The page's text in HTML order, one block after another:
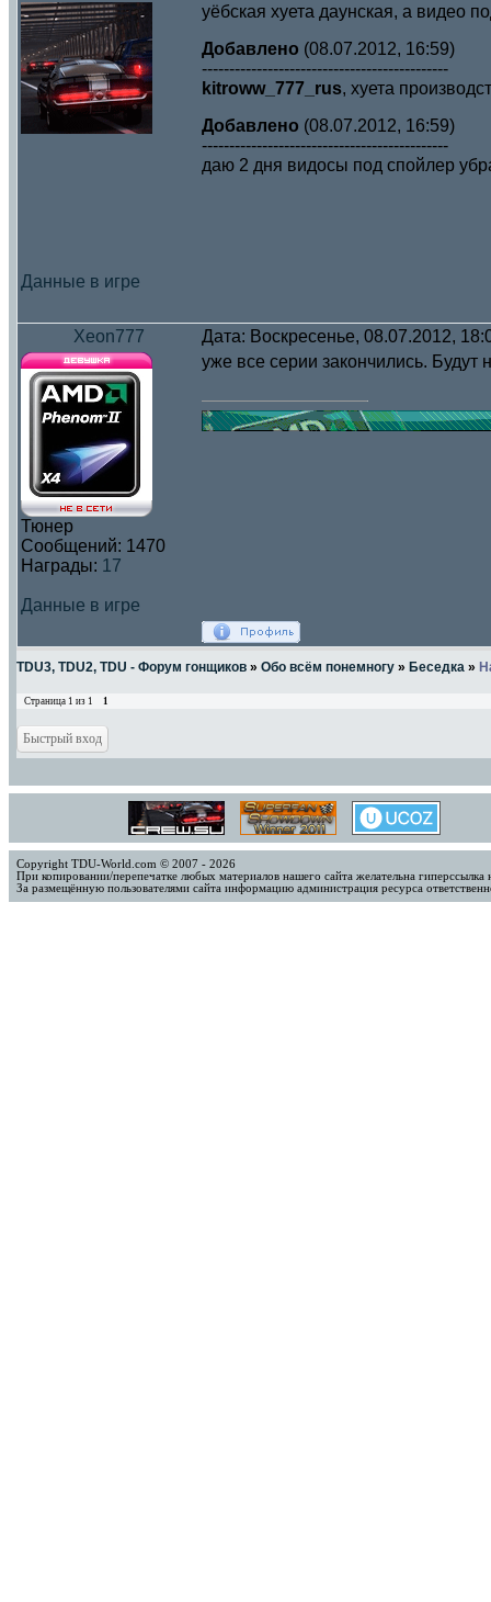
Данные в игре
уёбская хуета даунская, а видео
Добавлено (08.07.2012, 16:59)
---------------------------------------------
kitroww_777_rus, хуета
Добавлено (08.07.2012, 16:59)
---------------------------------------------
даю 2 дня видосы под спойлер
Xeon777 Дата: Воскресенье, 08.07.2012,
Тюнер
Сообщений: 1470
Награды: 17
Данные в игре
уже все серии закончились. Будут
TDU3, TDU2, TDU - Форум гонщиков » Обо всём понемногу » Беседка »
Страница 1 из 1 1
Copyright TDU-World.com © 2007 - 2026
При копировании/перепечатке любых материалов нашего сайта желательна
За размещённую пользователями сайта информацию администрация ресурса